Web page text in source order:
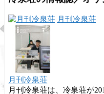
月刊冷泉荘
月刊冷泉荘
月刊冷泉荘は、冷泉荘が